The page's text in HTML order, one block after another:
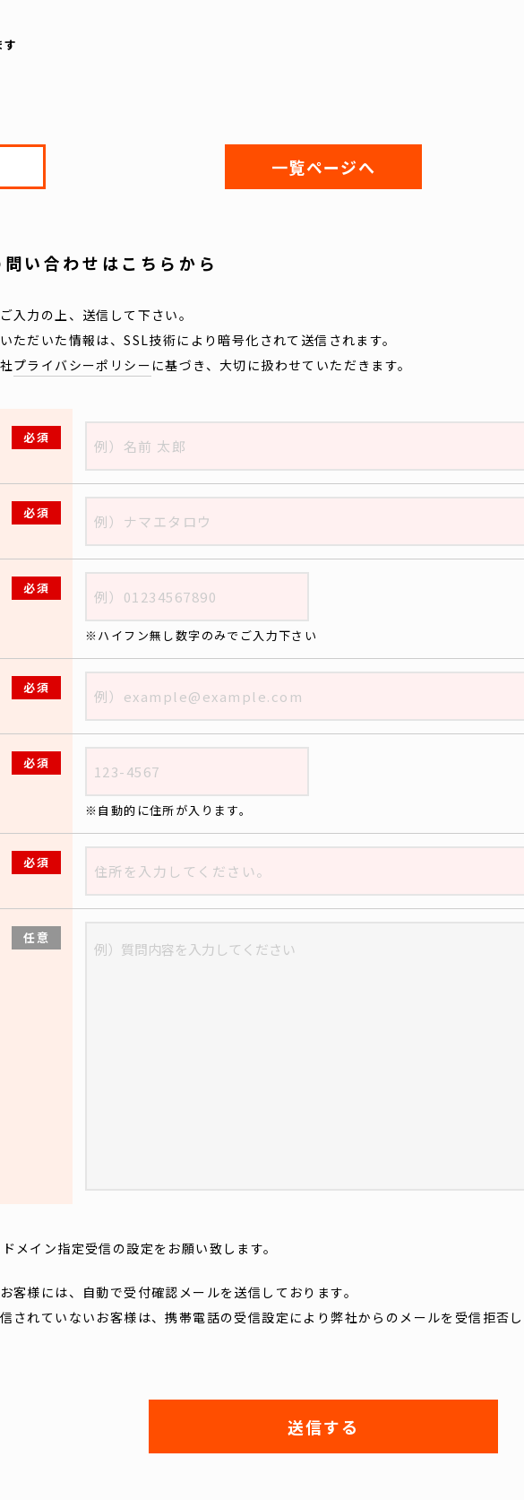
一覧ページへ
い合わせはこちらから
入力の上、送信して下さい。
ただいた情報は、SSL技術により暗号化されて送信されます。
プライバシーポリシー に基づき、大切に扱わせていただきます。
必須
必須
必須
ハイフン無し数字のみでご入力下さい
必須
必須
自動的に住所が入ります。
必須
任意
イン指定受信の設定をお願い致します。
客様には、自動で受付確認メールを送信しております。
されていないお客様は、携帯電話の受信設定により弊社からのメールを受信拒否